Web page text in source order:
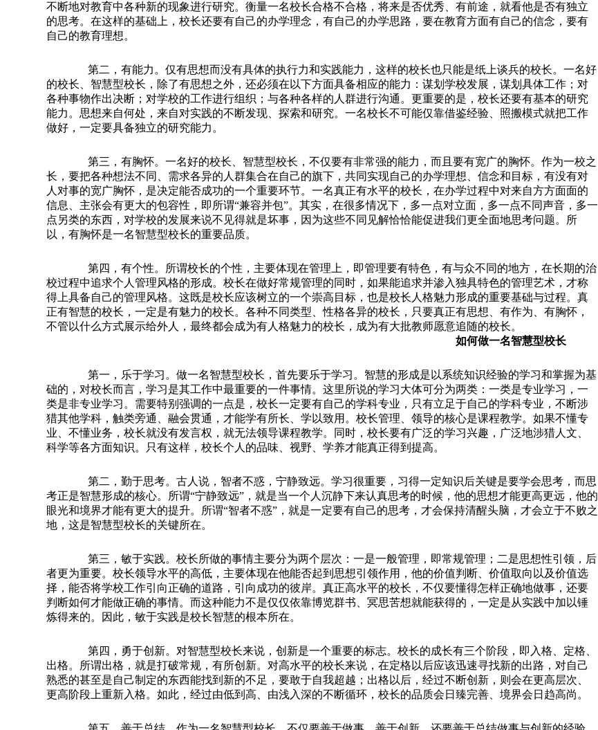
不断地对教育中各种新的现象进行研究。衡量一名校长合格不合格，将来是否优秀、有前途，就看他是否有独立
的思考。在这样的基础上，校长还要有自己的办学理念，有自己的办学思路，要在教育方面有自己的信念，要有
自己的教育理想。
第二，有能力。仅有思想而没有具体的执行力和实践能力，这样的校长也只能是纸上谈兵的校长。一名好
的校长、智慧型校长，除了有思想之外，还必须在以下方面具备相应的能力：谋划学校发展，谋划具体工作；对
各种事物作出决断；对学校的工作进行组织；与各种各样的人群进行沟通。更重要的是，校长还要有基本的研究
能力。思想来自何处，来自对实践的不断发现、探索和研究。一名校长不可能仅靠借鉴经验、照搬模式就把工作
做好，一定要具备独立的研究能力。
第三，有胸怀。一名好的校长、智慧型校长，不仅要有非常强的能力，而且要有宽广的胸怀。作为一校之
长，要把各种想法不同、需求各异的人群集合在自己的旗下，共同实现自己的办学理想、信念和目标，有没有对
人对事的宽广胸怀，是决定能否成功的一个重要环节。一名真正有水平的校长，在办学过程中对来自方方面面的
信息、主张会有更大的包容性，即所谓“兼容并包”。其实，在很多情况下，多一点对立面，多一点不同声音，多一
点另类的东西，对学校的发展来说不见得就是坏事，因为这些不同见解恰恰能促进我们更全面地思考问题。所
以，有胸怀是一名智慧型校长的重要品质。
第四，有个性。
所谓校长的个性，主要体现在管理上，即管理要有特色，有与众不同的地方，在长期的治
校过程中追求个人管理风格的形成。校长在做好常规管理的同时，如果能追求并渗入独具特色的管理艺术，才称
得上具备自己的管理风格。这既是校长应该树立的一个崇高目标，也是校长人格魅力形成的重要基础与过程。真
正有智慧的校长，一定是有魅力的校长。各种不同类型、性格各异的校长，只要真正有思想、有作为、有胸怀，
不管以什么方式展示给外人，最终都会成为有人格魅力的校长，成为有大批教师愿意追随的校长。
如何做一名智慧型校长
第一，乐于学习。做一名智慧型校长，首先要乐于学习。智慧的形成是以系统知识经验的学习和掌握为基
础的，对校长而言，学习是其工作中最重要的一件事情。这里所说的学习大体可分为两类：一类是专业学习，一
类是非专业学习。需要特别强调的一点是，校长一定要有自己的学科专业，只有立足于自己的学科专业，不断涉
猎其他学科，触类旁通、融会贯通，才能学有所长、学以致用。校长管理、领导的核心是课程教学。如果不懂专
业、不懂业务，校长就没有发言权，就无法领导课程教学。同时，校长要有广泛的学习兴趣，广泛地涉猎人文、
科学等各方面知识。只有这样，校长个人的品味、视野、学养才能真正得到提高。
第二，勤于思考。古人说，智者不惑，宁静致远。学习很重要，习得一定知识后关键是要学会思考，而思
考正是智慧形成的核心。所谓“宁静致远” ，就是当一个人沉静下来认真思考的时候，他的思想才能更高更远，他的
眼光和境界才能有更大的提升。所谓“智者不惑” ，就是一定要有自己的思考，才会保持清醒头脑，才会立于不败之
地，这是智慧型校长的关键所在。
第三，敏于实践。校长所做的事情主要分为两个层次：一是一般管理，即常规管理；二是思想性引领，后
者更为重要。校长领导水平的高低，主要体现在他能否起到思想引领作用，他的价值判断、价值取向以及价值选
择，能否将学校工作引向正确的道路，引向成功的彼岸。真正高水平的校长，不仅要懂得怎样正确地做事，还要
判断如何才能做正确的事情。而这种能力不是仅仅依靠博览群书、冥思苦想就能获得的，一定是从实践中加以锤
炼得来的。因此，敏于实践是校长智慧的根本所在。
第四，勇于创新。 对智慧型校长来说，创新是一个重要的标志。校长的成长有三个阶段，即入格、定格、
出格。所谓出格，就是打破常规，有所创新。对高水平的校长来说，在定格以后应该迅速寻找新的出路，对自己
熟悉的甚至是自己制定的东西能找到新的不足，要敢于自我超越；出格以后，经过不断创新，则会在更高层次、
更高阶段上重新入格。如此，经过由低到高、由浅入深的不断循环，校长的品质会日臻完善、境界会日趋高尚。